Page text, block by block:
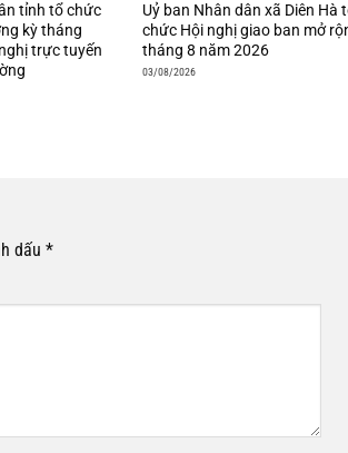
tỉnh tổ chức
kỳ tháng
trực tuyến
Uỷ ban Nhân dân xã Diên Hà
chức Hội nghị giao ban mở
tháng 8 năm 2026
03/08/2026
dấu *